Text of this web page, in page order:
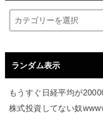
ランダム表示
もうすぐ日経平均が
株式投資してない奴